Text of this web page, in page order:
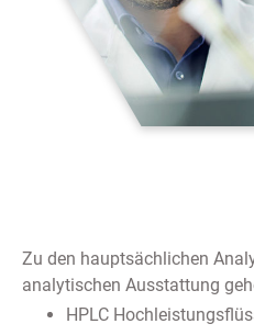
Zu den hauptsächlichen
analytischen Ausstattung
HPLC